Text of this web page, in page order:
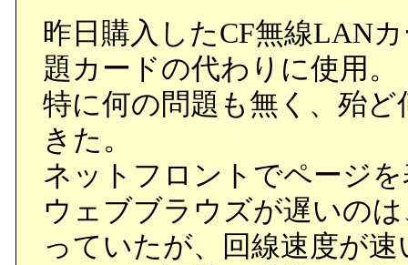
昨日購入したCF無線LAN
題カードの代わりに使用。
特に何の問題も無く、殆
きた。
ネットフロントでページ
ウェブブラウズが遅いの
っていたが、回線速度が